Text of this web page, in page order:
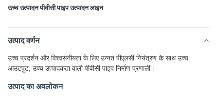
उच्च उत्पादन पीवीसी पाइप उत्पादन लाइन
उत्पाद वर्णन
उच्च प्रदर्शन और विश्वसनीयता के लिए उन्नत पीएलसी नियंत्रण के साथ उच्च
आउटपुट, उच्च उत्पादकता वाली पीवीसी पाइप निर्माण प्रणाली।
उत्पाद का अवलोकन